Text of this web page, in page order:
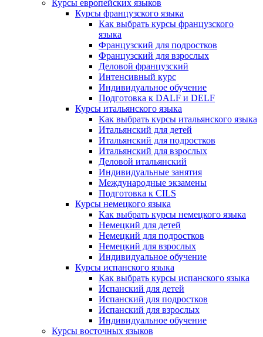
Курсы европейских языков
Курсы французского языка
Как выбрать курсы французского
языка
Французский для подростков
Французский для взрослых
Деловой французский
Интенсивный курс
Индивидуальное обучение
Подготовка к DALF и DELF
Курсы итальянского языка
Как выбрать курсы итальянского языка
Итальянский для детей
Итальянский для подростков
Итальянский для взрослых
Деловой итальянский
Индивидуальные занятия
Международные экзамены
Подготовка к CILS
Курсы немецкого языка
Как выбрать курсы немецкого языка
Немецкий для детей
Немецкий для подростков
Немецкий для взрослых
Индивидуальное обучение
Курсы испанского языка
Как выбрать курсы испанского языка
Испанский для детей
Испанский для подростков
Испанский для взрослых
Индивидуальное обучение
Курсы восточных языков